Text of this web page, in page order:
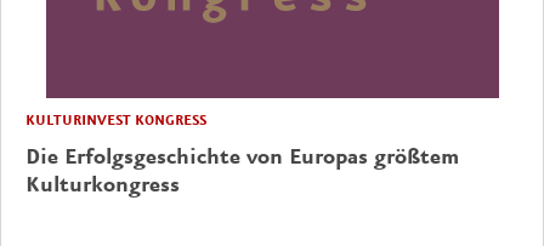
KULTURINVEST KONGRESS
Die Erfolgsgeschichte von Europas größtem
Kulturkongress